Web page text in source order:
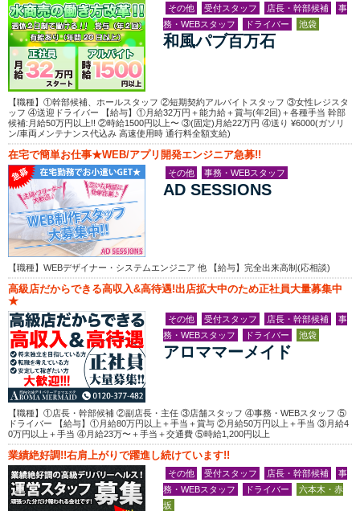
その他 受付スタッフ 店長・幹部候補
事
務・WEBスタッフ
ドライバー 池袋
和風パブ百万石
【職種】①幹部候補、ホールスタッフ ②短期契約アルバイトスタッフ ③女性レジスタ
ッフ ④送迎ドライバー 【給与】①月給32万円＋能力給＋賞与(年2回)＋各種手当 幹部
候補:月給50万円以上!! ②時給1500円以上〜 ③(固定)月給22万円 ④送り ¥6000(ガソリ
ン/車両メンテナンス代込み 高速使用時 通行料全額支給)
在宅で簡単お仕事★WEB/アプリ開発エンジニア急募!!
その他 事務・WEBスタッフ
AD SESSIONS
【職種】WEBデザイナー・システムエンジニア 他 【給与】完全出来高制(応相談)
高級店だからできる高収入&高待遇!出店拡大中のため正社員大量募集中
★
その他 受付スタッフ 店長・幹部候補
事
務・WEBスタッフ
ドライバー 池袋
アロママーメイド
【職種】①店長・幹部候補 ②副店長・主任 ③店舗スタッフ ④事務・WEBスタッフ ⑤
ドライバー 【給与】①月給80万円以上＋手当＋賞与 ②月給50万円以上＋手当 ③月給4
0万円以上＋手当 ④月給23万〜＋手当＋交通費 ⑤時給1,200円以上
業績絶好調!!右肩上がりで躍進し続けています!!
その他 受付スタッフ 店長・幹部候補
事
務・WEBスタッフ
ドライバー
六本木・赤
坂